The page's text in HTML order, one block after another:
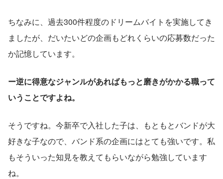
ちなみに、過去300件程度のドリームバイトを実施してき
ましたが、だいたいどの企画もどれくらいの応募数だった
か記憶しています。
ー逆に得意なジャンルがあればもっと磨きがかかる職って
いうことですよね。
そうですね。今新卒で入社した子は、もともとバンドが大
好きな子なので、バンド系の企画にはとても強いです。私
もそういった知見を教えてもらいながら勉強しています
ね。